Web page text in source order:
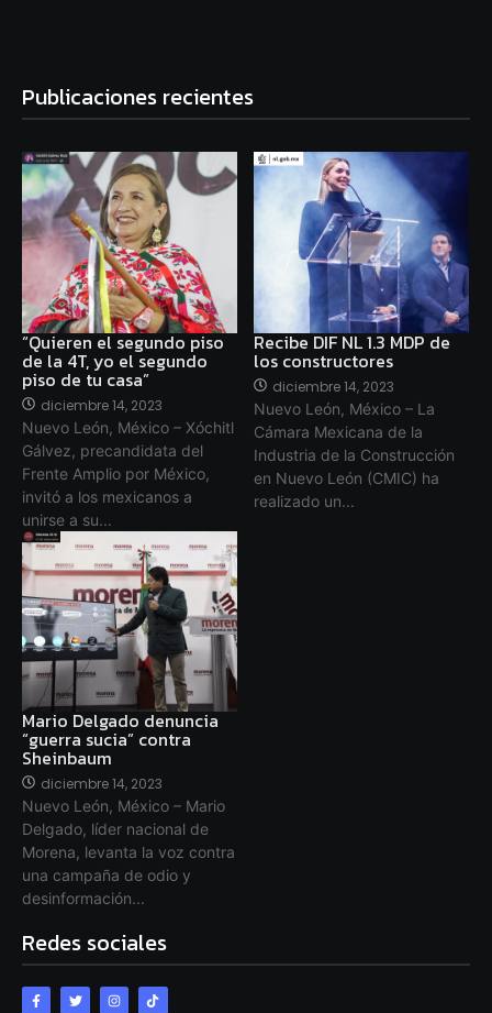
Publicaciones recientes
“Quieren el segundo piso
de la 4T, yo el segundo
piso de tu casa”
diciembre 14, 2023
Nuevo León, México – Xóchitl
Gálvez, precandidata del
Frente Amplio por México,
invitó a los mexicanos a
unirse a su...
Recibe DIF NL 1.3 MDP de
los constructores
diciembre 14, 2023
Nuevo León, México – La
Cámara Mexicana de la
Industria de la Construcción
en Nuevo León (CMIC) ha
realizado un...
Mario Delgado denuncia
“guerra sucia” contra
Sheinbaum
diciembre 14, 2023
Nuevo León, México – Mario
Delgado, líder nacional de
Morena, levanta la voz contra
una campaña de odio y
desinformación...
Redes sociales